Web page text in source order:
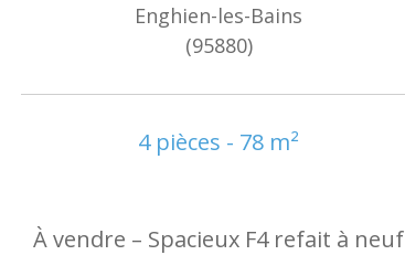
Enghien-les-Bains
(95880)
4 pièces - 78 m²
À vendre – Spacieux F4 refait à neuf